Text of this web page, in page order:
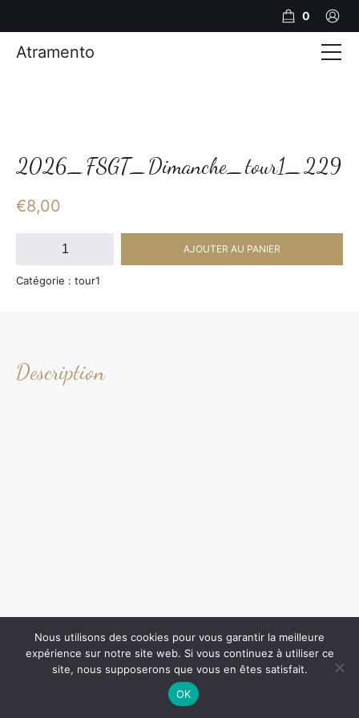
2026_FSGT_Dimanche_tour1_229
€8,00
quantité
2026_FSGT_Dimanche_tour1_229
AJOUTER AU PANIER
Catégorie : tour1
Description
0
Atramento
Photos
Nous utilisons des cookies pour vous garantir la meilleure
expérience sur notre site web. Si vous continuez à utiliser ce
site, nous supposerons que vous en êtes satisfait.
OK